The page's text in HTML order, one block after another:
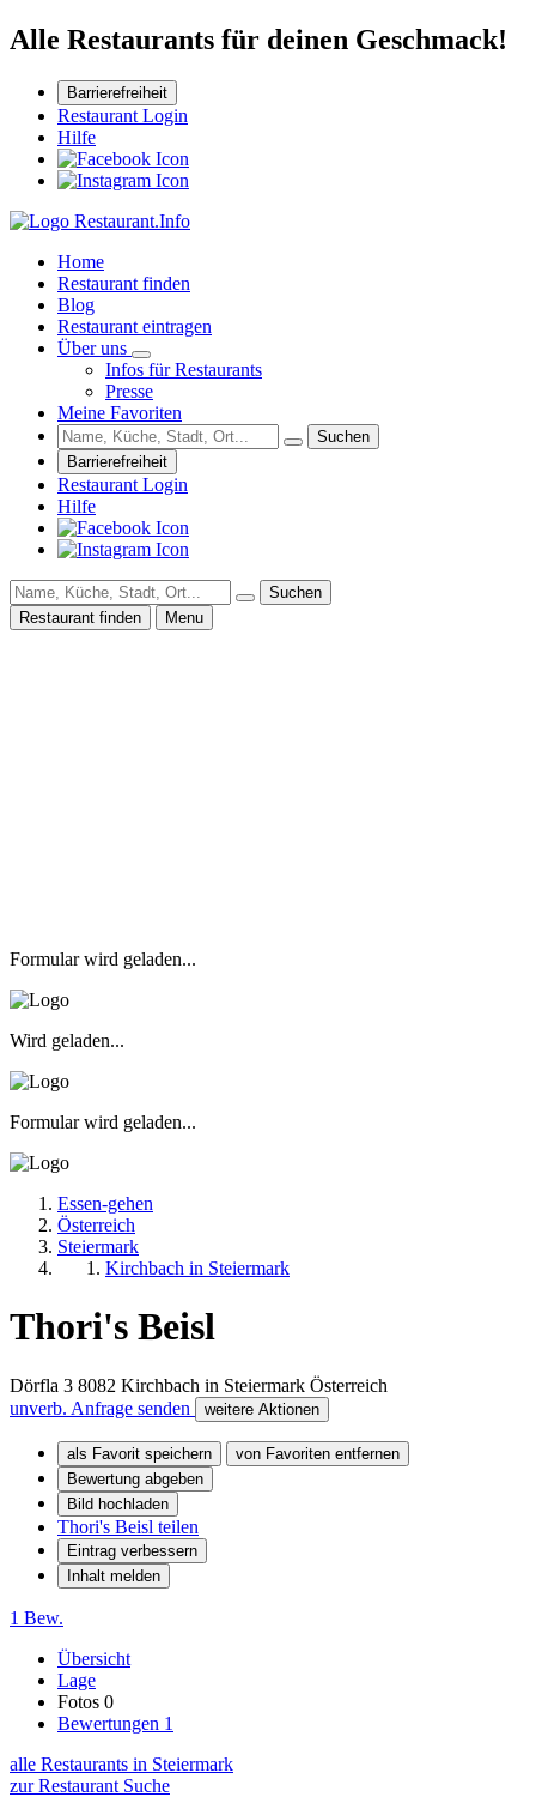
Alle Restaurants für deinen Geschmack!
Barrierefreiheit
Restaurant Login
Hilfe
Home
Restaurant finden
Blog
Restaurant eintragen
Über uns
Infos für Restaurants
Presse
Meine Favoriten
Suchen
Barrierefreiheit
Restaurant Login
Hilfe
Suchen
Restaurant finden
Menu
Formular wird geladen...
Wird geladen...
Formular wird geladen...
Essen-gehen
Österreich
Steiermark
Kirchbach in Steiermark
Thori's Beisl
Dörfla 3 8082 Kirchbach in Steiermark Österreich
unverb. Anfrage senden
weitere Aktionen
als Favorit speichern
von Favoriten entfernen
Bewertung abgeben
Bild hochladen
Thori's Beisl teilen
Eintrag verbessern
Inhalt melden
1 Bew.
Übersicht
Lage
Fotos 0
Bewertungen 1
alle Restaurants in Steiermark
zur Restaurant Suche